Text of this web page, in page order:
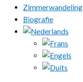
Zimmerwandeling
Biografie